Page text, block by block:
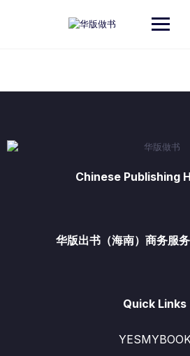
Chinese Publishing
华版出书（海南）商务服
Quick Links